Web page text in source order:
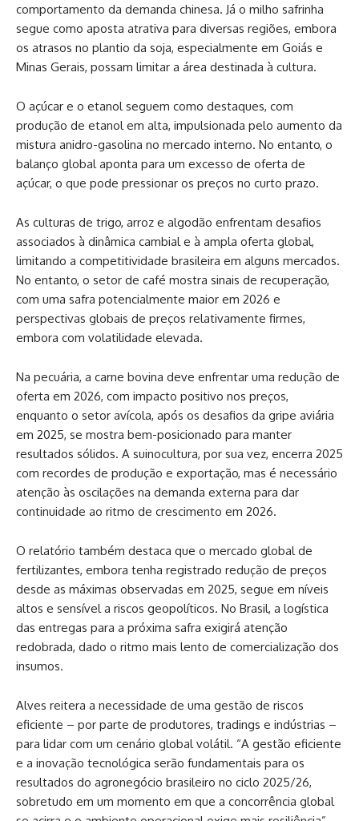
comportamento da demanda chinesa. Já o milho safrinha
segue como aposta atrativa para diversas regiões, embora
os atrasos no plantio da soja, especialmente em Goiás e
Minas Gerais, possam limitar a área destinada à cultura.
O açúcar e o etanol seguem como destaques, com
produção de etanol em alta, impulsionada pelo aumento da
mistura anidro-gasolina no mercado interno. No entanto, o
balanço global aponta para um excesso de oferta de
açúcar, o que pode pressionar os preços no curto prazo.
As culturas de trigo, arroz e algodão enfrentam desafios
associados à dinâmica cambial e à ampla oferta global,
limitando a competitividade brasileira em alguns mercados.
No entanto, o setor de café mostra sinais de recuperação,
com uma safra potencialmente maior em 2026 e
perspectivas globais de preços relativamente firmes,
embora com volatilidade elevada.
Na pecuária, a carne bovina deve enfrentar uma redução de
oferta em 2026, com impacto positivo nos preços,
enquanto o setor avícola, após os desafios da gripe aviária
em 2025, se mostra bem-posicionado para manter
resultados sólidos. A suinocultura, por sua vez, encerra 2025
com recordes de produção e exportação, mas é necessário
atenção às oscilações na demanda externa para dar
continuidade ao ritmo de crescimento em 2026.
O relatório também destaca que o mercado global de
fertilizantes, embora tenha registrado redução de preços
desde as máximas observadas em 2025, segue em níveis
altos e sensível a riscos geopolíticos. No Brasil, a logística
das entregas para a próxima safra exigirá atenção
redobrada, dado o ritmo mais lento de comercialização dos
insumos.
Alves reitera a necessidade de uma gestão de riscos
eficiente – por parte de produtores, tradings e indústrias –
para lidar com um cenário global volátil. “A gestão eficiente
e a inovação tecnológica serão fundamentais para os
resultados do agronegócio brasileiro no ciclo 2025/26,
sobretudo em um momento em que a concorrência global